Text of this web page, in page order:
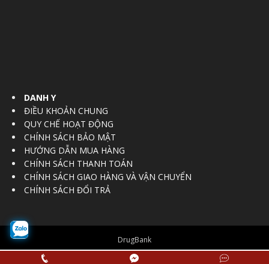
DANH Y
ĐIỀU KHOẢN CHUNG
QUY CHẾ HOẠT ĐỘNG
CHÍNH SÁCH BẢO MẬT
HƯỚNG DẪN MUA HÀNG
CHÍNH SÁCH THANH TOÁN
CHÍNH SÁCH GIAO HÀNG VÀ VẬN CHUYỂN
CHÍNH SÁCH ĐỔI TRẢ
DrugBank
© Copyright 2016 - 2017 Vietnam Regulatory Affairs Society